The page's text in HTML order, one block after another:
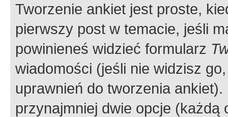
Tworzenie ankiet jest proste,
pierwszy post w temacie, jeśli
powinieneś widzieć formularz
wiadomości (jeśli nie widzisz
uprawnień do tworzenia
przynajmniej dwie opcje